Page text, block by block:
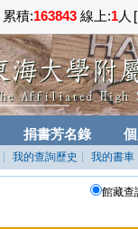
累積:163843 線上:1人 [
捐書芳名錄
┊ 我的查詢歷史 ┊ 我的書車
館藏查